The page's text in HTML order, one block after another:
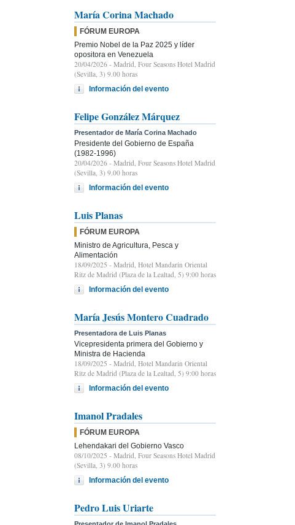
María Corina Machado
FÓRUM EUROPA
Premio Nobel de la Paz 2025 y líder
opositora en Venezuela
20/04/2026 - Madrid, Four Seasons Hotel Madrid
(Sevilla, 3) 9.00 horas
Información del evento
Felipe González Márquez
Presentador de María Corina Machado
Presidente del Gobierno de España
(1982-1996)
20/04/2026 - Madrid, Four Seasons Hotel Madrid
(Sevilla, 3) 9.00 horas
Información del evento
Luis Planas
FÓRUM EUROPA
Ministro de Agricultura, Pesca y
Alimentación
18/09/2025 - Madrid, Hotel Mandarin Oriental
Ritz de Madrid (Plaza de la Lealtad, 5) 9:00 horas
Información del evento
María Jesús Montero Cuadrado
Presentadora de Luis Planas
Vicepresidenta primera del Gobierno y
Ministra de Hacienda
18/09/2025 - Madrid, Hotel Mandarin Oriental
Ritz de Madrid (Plaza de la Lealtad, 5) 9:00 horas
Información del evento
Imanol Pradales
FÓRUM EUROPA
Lehendakari del Gobierno Vasco
08/10/2025 - Madrid, Four Seasons Hotel Madrid
(Sevilla, 3) 9.00 horas
Información del evento
Pedro Luis Uriarte